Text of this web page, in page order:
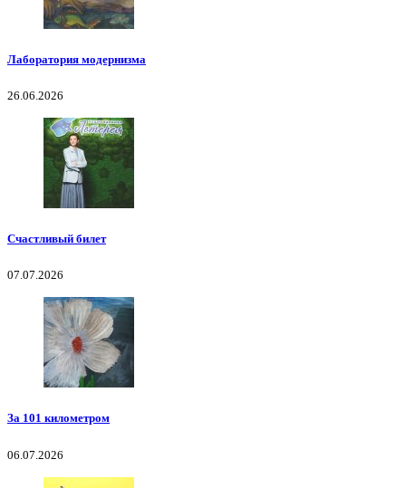
Лаборатория модернизма
26.06.2026
Счастливый билет
07.07.2026
За 101 километром
06.07.2026